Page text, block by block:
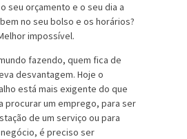
seu orçamento e o seu dia a
no seu bolso e os horários?
impossível.
fazendo, quem fica de
desvantagem. Hoje o
está mais exigente do que
procurar um emprego, para ser
de um serviço ou para
é preciso ser